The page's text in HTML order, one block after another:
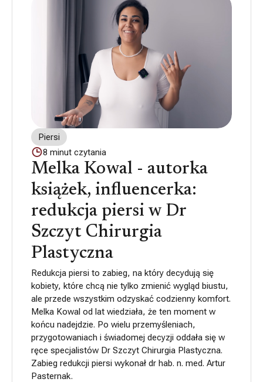
Piersi
8 minut czytania
Melka Kowal - autorka
książek, influencerka:
redukcja piersi w Dr
Szczyt Chirurgia
Plastyczna
Redukcja piersi to zabieg, na który decydują się
kobiety, które chcą nie tylko zmienić wygląd biustu,
ale przede wszystkim odzyskać codzienny komfort.
Melka Kowal od lat wiedziała, że ten moment w
końcu nadejdzie. Po wielu przemyśleniach,
przygotowaniach i świadomej decyzji oddała się w
ręce specjalistów Dr Szczyt Chirurgia Plastyczna.
Zabieg redukcji piersi wykonał dr hab. n. med. Artur
Pasternak.